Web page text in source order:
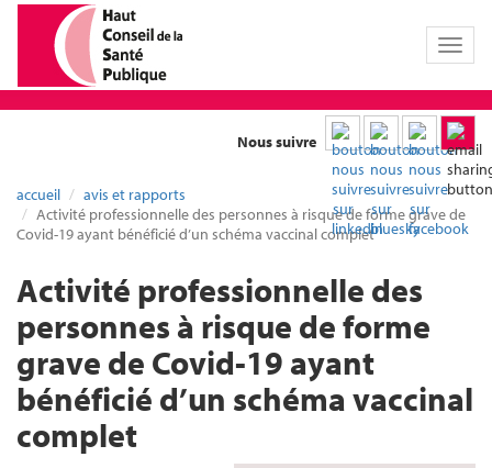
Toggle
Nous suivre
accueil
avis et rapports
Activité professionnelle des personnes à risque de forme grave de
Covid-19 ayant bénéficié d’un schéma vaccinal complet
Activité professionnelle des
personnes à risque de forme
grave de Covid-19 ayant
bénéficié d’un schéma vaccinal
complet